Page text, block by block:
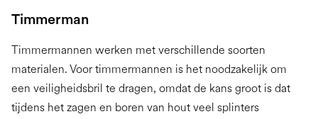
Timmerman
Timmermannen werken met verschillende soorten
materialen. Voor timmermannen is het noodzakelijk om
een veiligheidsbril te dragen, omdat de kans groot is dat
tijdens het zagen en boren van hout veel splinters